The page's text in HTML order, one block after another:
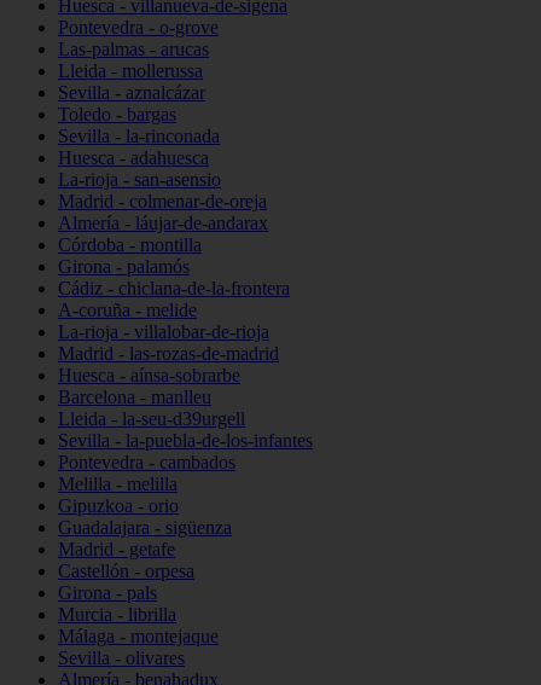
Huesca - villanueva-de-sigena
Pontevedra - o-grove
Las-palmas - arucas
Lleida - mollerussa
Sevilla - aznalcázar
Toledo - bargas
Sevilla - la-rinconada
Huesca - adahuesca
La-rioja - san-asensio
Madrid - colmenar-de-oreja
Almería - láujar-de-andarax
Córdoba - montilla
Girona - palamós
Cádiz - chiclana-de-la-frontera
A-coruña - melide
La-rioja - villalobar-de-rioja
Madrid - las-rozas-de-madrid
Huesca - aínsa-sobrarbe
Barcelona - manlleu
Lleida - la-seu-d39urgell
Sevilla - la-puebla-de-los-infantes
Pontevedra - cambados
Melilla - melilla
Gipuzkoa - orio
Guadalajara - sigüenza
Madrid - getafe
Castellón - orpesa
Girona - pals
Murcia - librilla
Málaga - montejaque
Sevilla - olivares
Almería - benahadux